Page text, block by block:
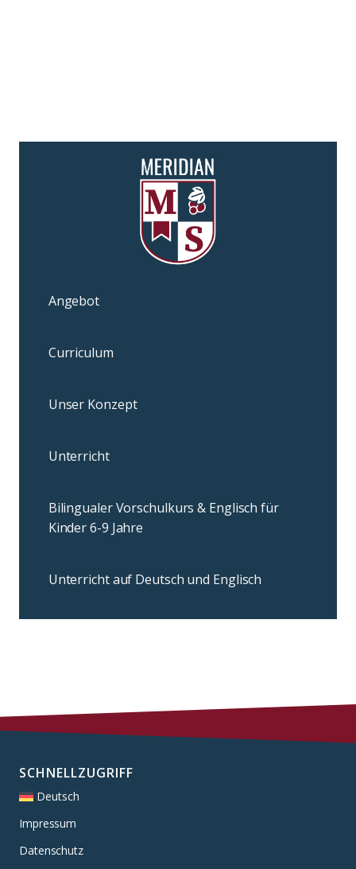
Angebot
Curriculum
Unser Konzept
Unterricht
Bilingualer Vorschulkurs & Englisch für
Kinder 6-9 Jahre
Unterricht auf Deutsch und Englisch
SCHNELLZUGRIFF
Deutsch
Impressum
Datenschutz